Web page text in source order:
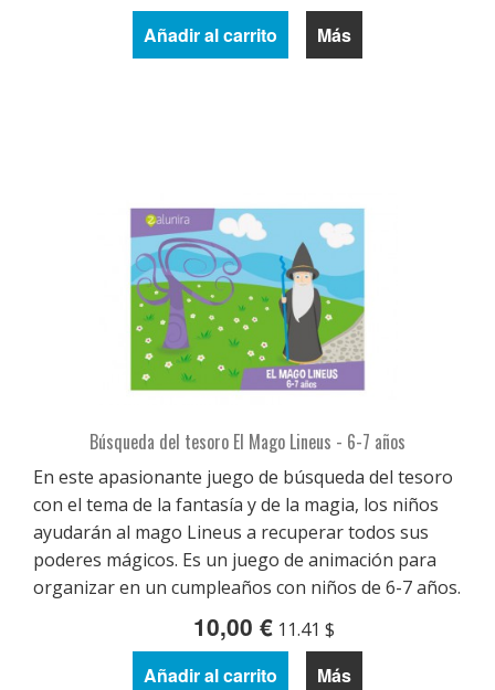
Añadir al carrito Más
Búsqueda del tesoro El Mago Lineus - 6-7 años
En este apasionante juego de búsqueda del tesoro
con el tema de la fantasía y de la magia, los niños
ayudarán al mago Lineus a recuperar todos sus
poderes mágicos. Es un juego de animación para
organizar en un cumpleaños con niños de 6-7 años.
10,00 € 11.41 $
Añadir al carrito Más